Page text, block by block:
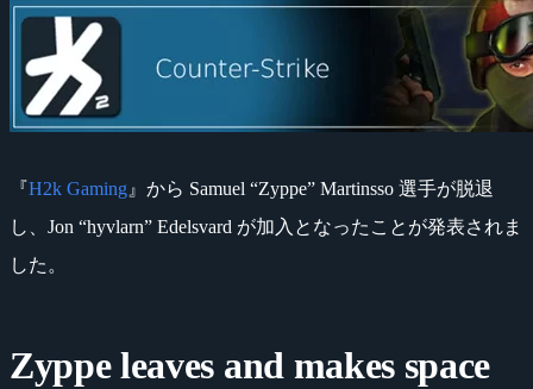
『H2k Gaming 』から Samuel “Zyppe” Martinsso 選手が脱退
し、Jon “hyvlarn” Edelsvard が加入となったことが発表されま
した。
Zyppe leaves and makes space